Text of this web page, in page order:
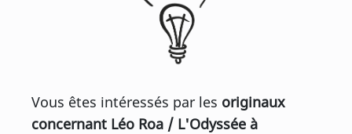
Vous êtes intéressés par les originaux
concernant Léo Roa / L'Odyssée à